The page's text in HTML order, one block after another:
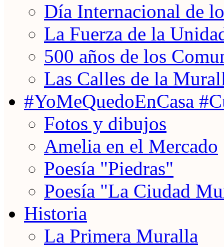
Día Internacional de
La Fuerza de la
500 años de los
Las Calles de la
#YoMeQuedoEnCasa
Fotos y dibujos
Amelia en el Mercado
Poesía "Piedras"
Poesía "La Ciudad
Historia
La Primera Muralla